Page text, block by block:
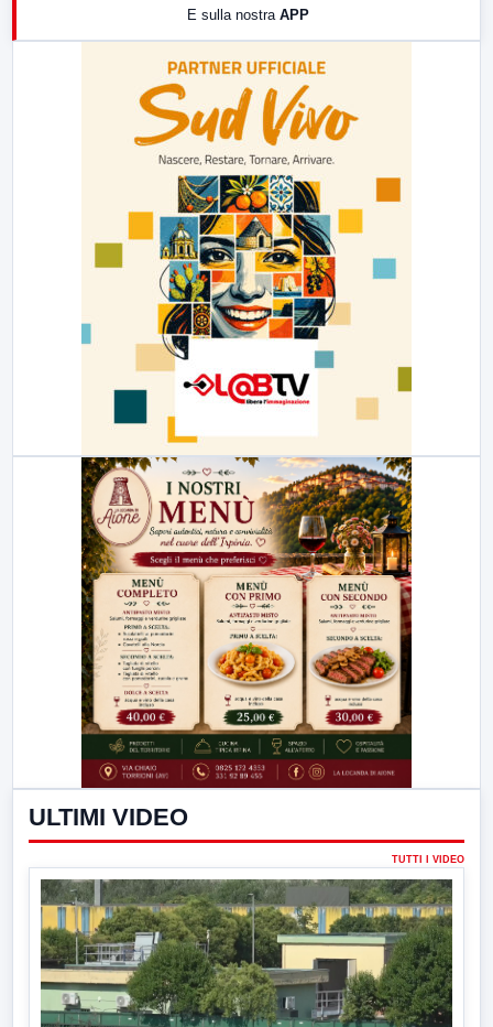
E sulla nostra APP
ULTIMI VIDEO
TUTTI I VIDEO